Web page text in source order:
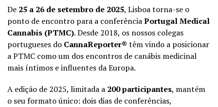
De 25 a 26 de setembro de 2025, Lisboa torna-se o
ponto de encontro para a conferênciaPortugal Medical
Cannabis (PTMC). Desde 2018, os nossos colegas
portugueses do CannaReporter® têm vindo a posicionar
a PTMC como um dos encontros de canábis medicinal
mais íntimos e influentes da Europa.
A edição de 2025, limitada a 200 participantes, mantém
o seu formato único: dois dias de conferências,